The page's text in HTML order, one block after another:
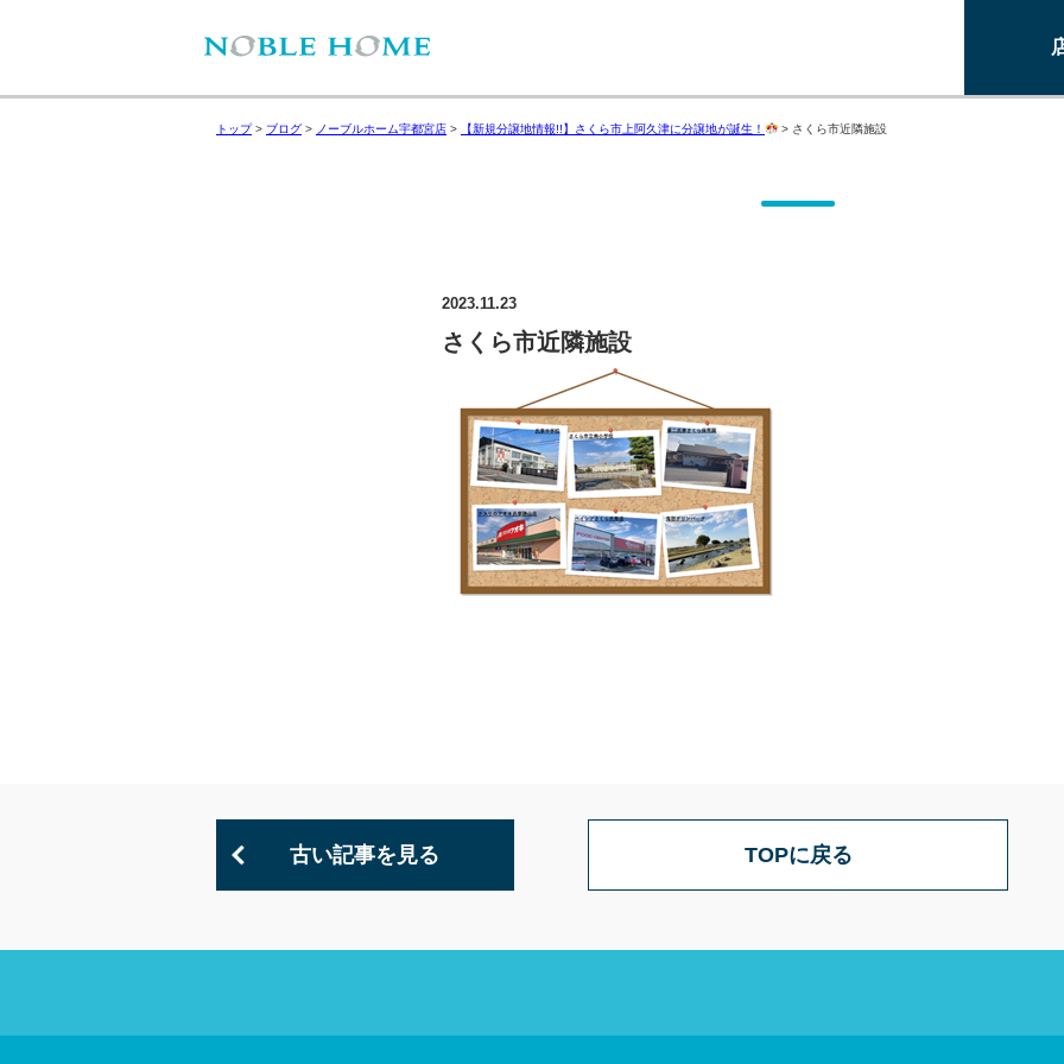
トップ> ブログ > ノーブルホーム宇都宮店 > 【新規分譲地情報!!】さくら市上阿久津に分譲地が誕生！ > さくら市近隣施設
2023.11.23
さくら市近隣施設
古い記事を見る TOPに戻る